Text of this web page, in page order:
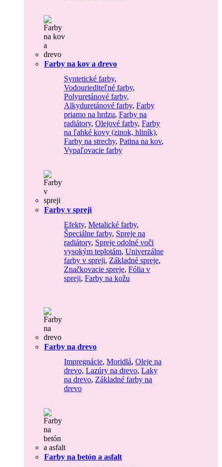
Farby na kov a drevo
Syntetické farby,
Vodouriediteľné farby,
Polyuretánové farby,
Alkyduretánové farby, Farby
priamo na hrdzu, Farby na
radiátory, Olejové farby, Farby
na ľahké kovy (zinok, hliník),
Farby na strechy, Patina na kov,
Vypaľovacie farby
Farby v spreji
Efekty, Metalické farby,
Špeciálne farby, Spreje na
radiátory, Spreje odolné voči
vysokým teplotám, Univerzálne
farby v spreji, Základné spreje,
Značkovacie spreje, Fólia v
spreji, Farby na kožu
Farby na drevo
Impregnácie, Moridlá, Oleje na
drevo, Lazúry na drevo, Laky
na drevo, Základné farby na
drevo
Farby na betón a asfalt